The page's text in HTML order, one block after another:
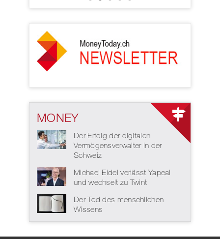
MONEY
Der Erfolg der digitalen
Vermögensverwalter in der
Schweiz
Michael Eidel verlässt Yapeal
und wechselt zu Twint
Der Tod des menschlichen
Wissens